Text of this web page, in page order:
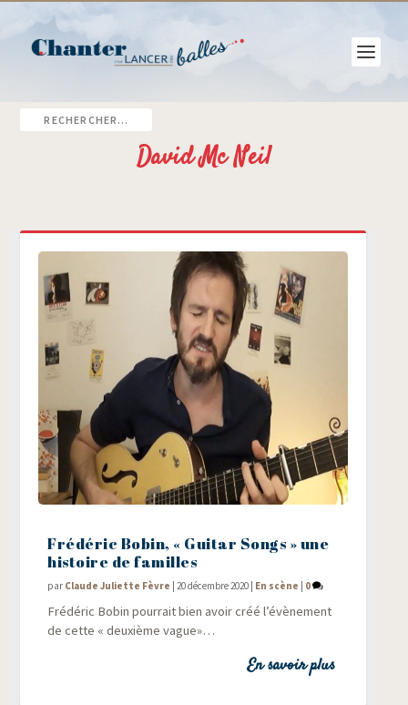
David Mc Neil
Frédéric Bobin, « Guitar Songs » une
histoire de familles
par Claude Juliette Fèvre |20 décembre 2020 | En scène | 0
Fré­dé­ric Bobin pour­rait bien avoir créé l’évènement
de cette « deuxième vague»…
En savoir plus